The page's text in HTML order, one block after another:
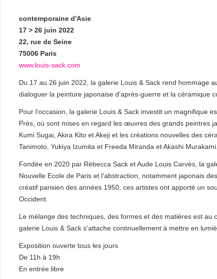
contemporaine d'Asie
17 > 26 juin 2022
22, rue de Seine
75006 Paris
www.louis-sack.com
Du 17 au 26 juin 2022, la galerie Louis & Sack rend hommage
dialoguer la peinture japonaise d'après-guerre et la céramique
Pour l'occasion, la galerie Louis & Sack investit un magnifique
Près, où sont mises en regard les œuvres des grands peintres
Kumi Sugai, Akira Kito et Akeji et les créations nouvelles des
Tanimoto, Yukiya Izumita et Freeda Miranda et Akashi
Fondée en 2020 par Rébecca Sack et Aude Louis Carvès, la
Nouvelle Ecole de Paris et l'abstraction, notamment japonais
créatif parisien des années 1950, ces artistes ont apporté un
Occident.
Le mélange des techniques, des formes et des matières est
galerie Louis & Sack s'attache continuellement à mettre en
Exposition ouverte tous les jours
De 11h à 19h
En entrée libre